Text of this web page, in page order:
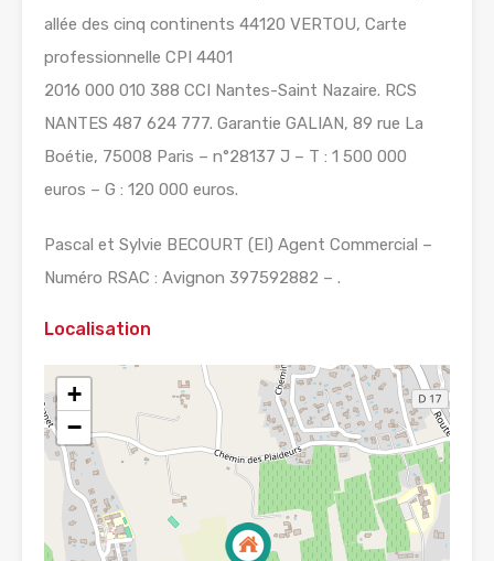
allée des cinq continents 44120 VERTOU, Carte
professionnelle CPI 4401
2016 000 010 388 CCI Nantes-Saint Nazaire. RCS
NANTES 487 624 777. Garantie GALIAN, 89 rue La
Boétie, 75008 Paris – n°28137 J – T : 1 500 000
euros – G : 120 000 euros.
Pascal et Sylvie BECOURT (EI) Agent Commercial –
Numéro RSAC : Avignon 397592882 – .
Localisation
+
−